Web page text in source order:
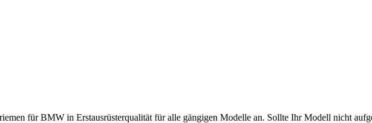
für BMW in Erstausrüsterqualität für alle gängigen Modelle an. Sollte Ihr Modell nicht